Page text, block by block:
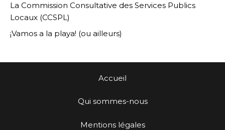
La Commission Consultative des Services Publics
Locaux (CCSPL)
¡Vamos a la playa! (ou ailleurs)
Accueil
Qui sommes-nous
Mentions légales